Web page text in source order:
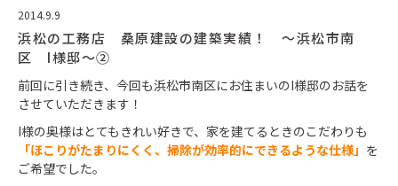
2014.9.9
浜松の工務店 桑原建設の建築実績！ ～浜松市南
区 I様邸～②
前回に引き続き、今回も浜松市南区にお住まいのI様邸のお話を
させていただきます！
I様の奥様はとてもきれい好きで、家を建てるときのこだわりも
「ほこりがたまりにくく、掃除が効率的にできるような仕様」 を
ご希望でした。